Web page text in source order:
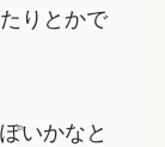
りとかで
いかなと